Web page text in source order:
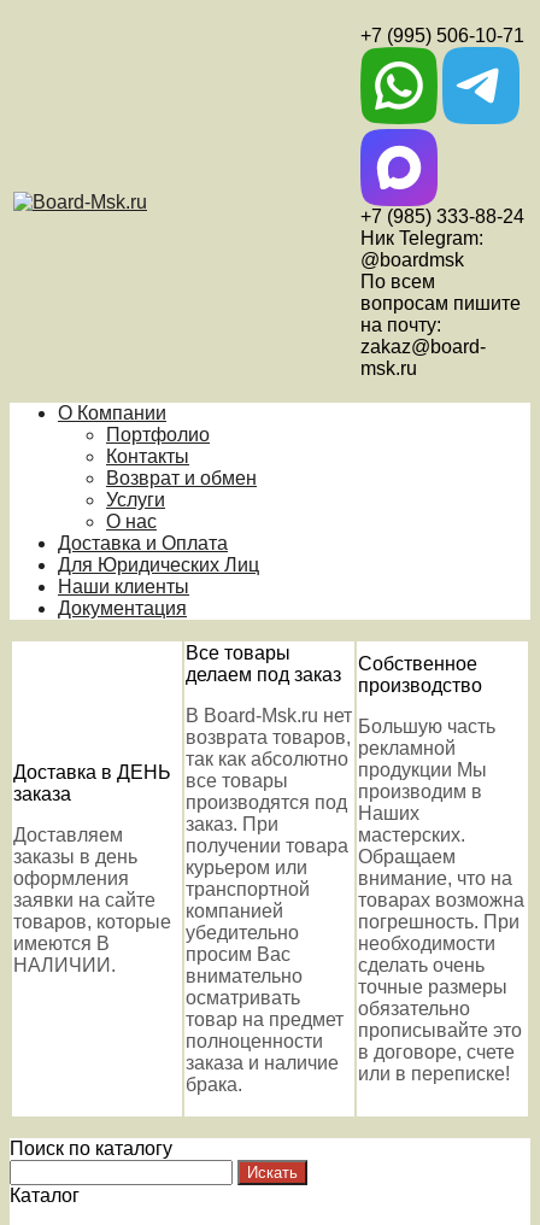
+7 (995) 506-10-71
+7 (985) 333-88-24
Ник Telegram:
@boardmsk
По всем
вопросам пишите
на почту:
zakaz@board-
msk.ru
О Компании
Портфолио
Контакты
Возврат и обмен
Услуги
О нас
Доставка и Оплата
Для Юридических Лиц
Наши клиенты
Документация
Доставка в ДЕНЬ
заказа
Доставляем
заказы в день
оформления
заявки на сайте
товаров, которые
имеются В
НАЛИЧИИ.
Все товары
делаем под заказ
В Board-Msk.ru нет
возврата товаров,
так как абсолютно
все товары
производятся под
заказ. При
получении товара
курьером или
транспортной
компанией
убедительно
просим Вас
внимательно
осматривать
товар на предмет
полноценности
заказа и наличие
брака.
Собственное
производство
Большую часть
рекламной
продукции Мы
производим в
Наших
мастерских.
Обращаем
внимание, что на
товарах возможна
погрешность. При
необходимости
сделать очень
точные размеры
обязательно
прописывайте это
в договоре, счете
или в переписке!
Поиск по каталогу
Каталог